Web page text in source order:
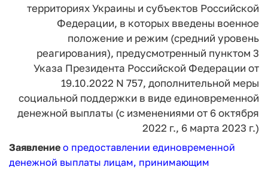
территориях Украины и субъектов Российской
Федерации, в которых введены военное
положение и режим (средний уровень
реагирования), предусмотренный пунктом 3
Указа Президента Российской Федерации от
19.10.2022 N 757, дополнительной меры
социальной поддержки в виде единовременной
денежной выплаты (с изменениями от 6 октября
2022 г., 6 марта 2023 г.)
Заявление о предоставлении единовременной
денежной выплаты лицам, принимающим